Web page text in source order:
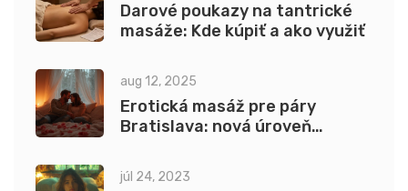
Darové poukazy na tantrické
masáže: Kde kúpiť a ako využiť
aug 12, 2025
Erotická masáž pre páry
Bratislava: nová úroveň
júl 24, 2023